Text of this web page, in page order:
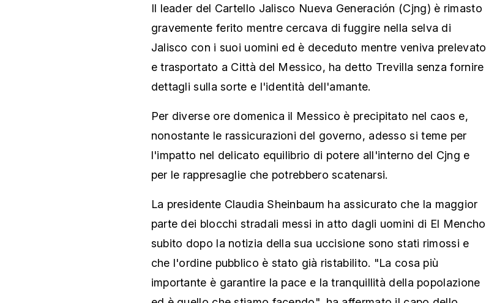
Il leader del Cartello Jalisco Nueva Generación (Cjng) è rimasto
gravemente ferito mentre cercava di fuggire nella selva di
Jalisco con i suoi uomini ed è deceduto mentre veniva prelevato
e trasportato a Città del Messico, ha detto Trevilla senza fornire
dettagli sulla sorte e l'identità dell'amante.
Per diverse ore domenica il Messico è precipitato nel caos e,
nonostante le rassicurazioni del governo, adesso si teme per
l'impatto nel delicato equilibrio di potere all'interno del Cjng e
per le rappresaglie che potrebbero scatenarsi.
La presidente Claudia Sheinbaum ha assicurato che la maggior
parte dei blocchi stradali messi in atto dagli uomini di El Mencho
subito dopo la notizia della sua uccisione sono stati rimossi e
che l'ordine pubblico è stato già ristabilito. "La cosa più
importante è garantire la pace e la tranquillità della popolazione